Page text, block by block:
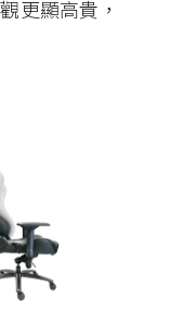
更顯高貴，